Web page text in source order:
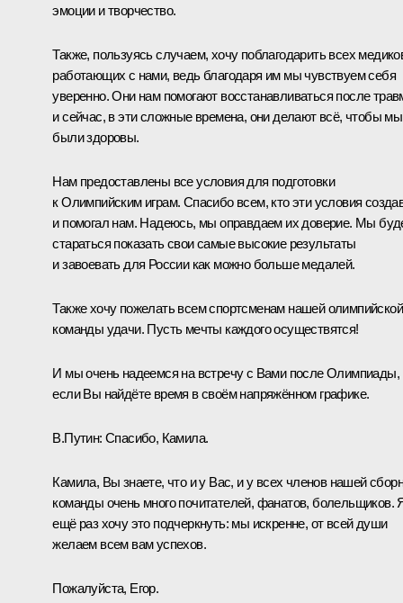
эмоции и творчество.
Также, пользуясь случаем, хочу поблагодарить всех
работающих с нами, ведь благодаря им мы чувствуем себя
уверенно. Они нам помогают восстанавливаться после
и сейчас, в эти сложные времена, они делают всё, чтобы мы
были здоровы.
Нам предоставлены все условия для подготовки
к Олимпийским играм. Спасибо всем, кто эти условия
и помогал нам. Надеюсь, мы оправдаем их доверие. Мы
стараться показать свои самые высокие результаты
и завоевать для России как можно больше медалей.
Также хочу пожелать всем спортсменам нашей олимпийской
команды удачи. Пусть мечты каждого осуществятся!
И мы очень надеемся на встречу с Вами после Олимпиады,
если Вы найдёте время в своём напряжённом графике.
В.Путин: Спасибо, Камила.
Камила, Вы знаете, что и у Вас, и у всех членов нашей
команды очень много почитателей, фанатов, болельщиков.
ещё раз хочу это подчеркнуть: мы искренне, от всей души
желаем всем вам успехов.
Пожалуйста, Егор.